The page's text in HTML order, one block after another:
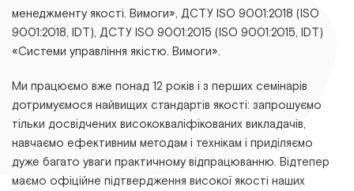
менеджменту якості. Вимоги», ДСТУ ІSО 9001:2018 (ІSО
9001:2018, ІDТ), ДСТУ ІSО 9001:2015 (ІSО 9001:2015, ІDТ)
«Системи управління якістю. Вимоги».
Ми працюємо вже понад 12 років і з перших семінарів
дотримуємося найвищих стандартів якості: запрошуємо
тільки досвідчених висококваліфікованих викладачів,
навчаємо ефективним методам і технікам і приділяємо
дуже багато уваги практичному відпрацюванню. Відтепер
маємо офіційне підтвердження високої якості наших